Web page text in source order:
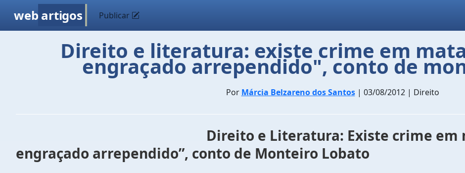
web artigos Publicar
Direito e literatura: existe crime em
engraçado arrependido", conto de
Por Márcia Belzareno dos Santos| 03/08/2012 | Direito
Direito e Literatura: Existe crime em
engraçado arrependido”, conto de Monteiro Lobato